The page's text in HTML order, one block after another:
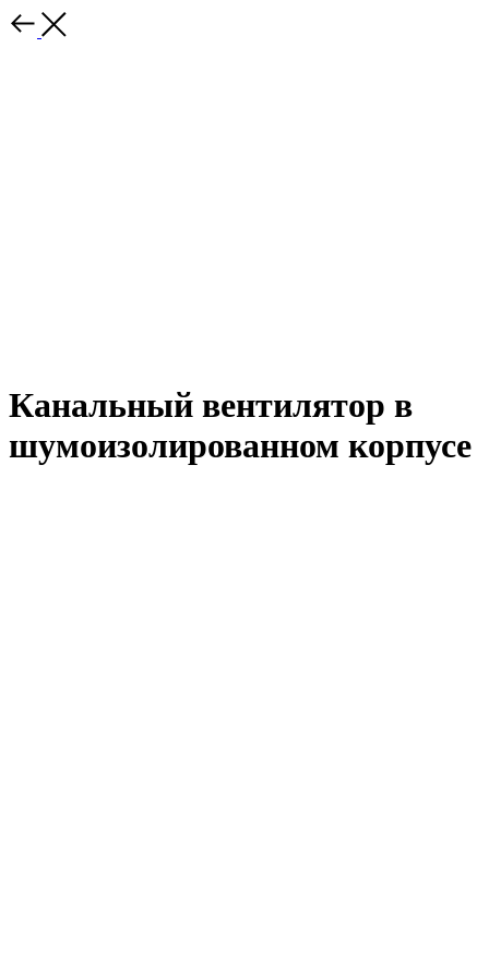
Канальный вентилятор в
шумоизолированном корпусе